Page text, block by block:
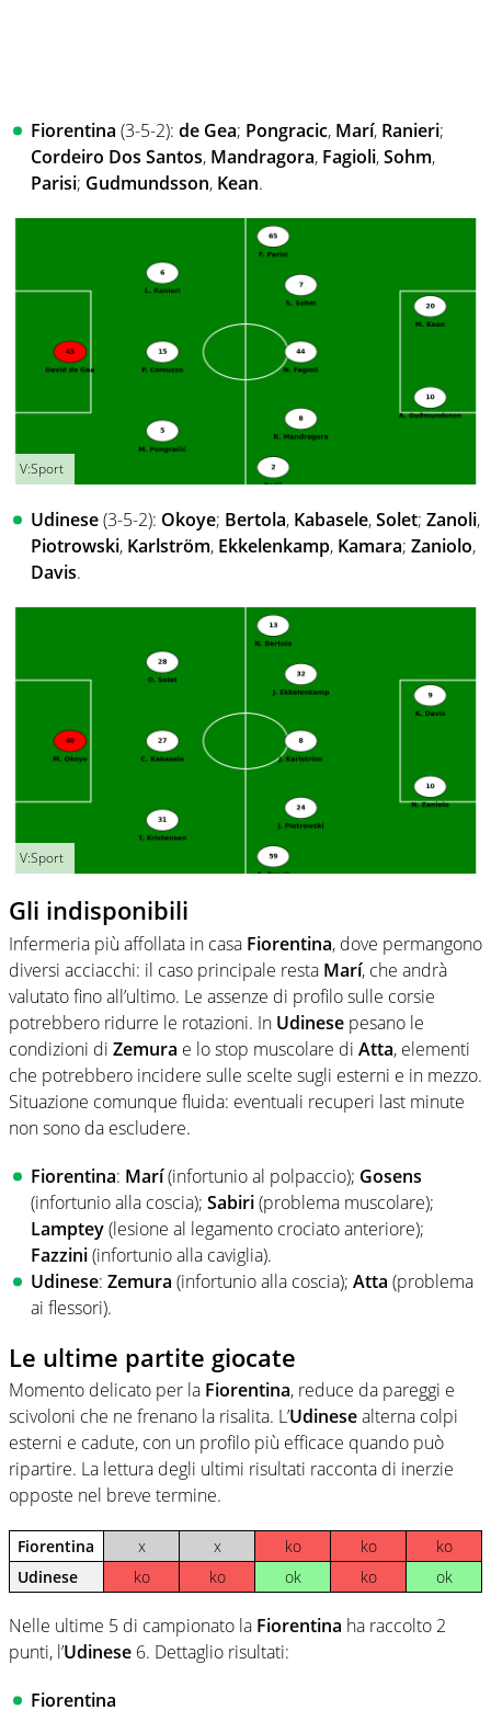
Fiorentina (3-5-2): de Gea; Pongracic, Marí, Ranieri;
Cordeiro Dos Santos, Mandragora, Fagioli,Sohm,
Parisi; Gudmundsson, Kean.
V:Sport
Udinese(3-5-2): Okoye; Bertola, Kabasele,Solet; Zanoli,
Piotrowski, Karlström, Ekkelenkamp, Kamara; Zaniolo,
Davis.
V:Sport
Gli indisponibili
Infermeria più affollata in casa Fiorentina, dove permangono
diversi acciacchi: il caso principale resta Marí, che andrà
valutato fino all’ultimo. Le assenze di profilo sulle corsie
potrebbero ridurre le rotazioni. In Udinese pesano le
condizioni di Zemura e lo stop muscolare di Atta, elementi
che potrebbero incidere sulle scelte sugli esterni e in mezzo.
Situazione comunque fluida: eventuali recuperi last minute
non sono da escludere.
Fiorentina: Marí(infortunio al polpaccio); Gosens
(infortunio alla coscia); Sabiri(problema muscolare);
Lamptey(lesione al legamento crociato anteriore);
Fazzini(infortunio alla caviglia).
Udinese: Zemura (infortunio alla coscia); Atta (problema
ai flessori).
Le ultime partite giocate
Momento delicato per la Fiorentina, reduce da pareggi e
scivoloni che ne frenano la risalita. L’Udinesealterna colpi
esterni e cadute, con un profilo più efficace quando può
ripartire. La lettura degli ultimi risultati racconta di inerzie
opposte nel breve termine.
Fiorentina x x ko ko
ko
Udinese
ko ko ok ko ok
Nelle ultime 5 di campionato la Fiorentina ha raccolto 2
punti, l’Udinese 6. Dettaglio risultati:
Fiorentina